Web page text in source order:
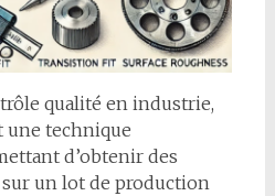
qualité en industrie,
une technique
d’obtenir des
un lot de production